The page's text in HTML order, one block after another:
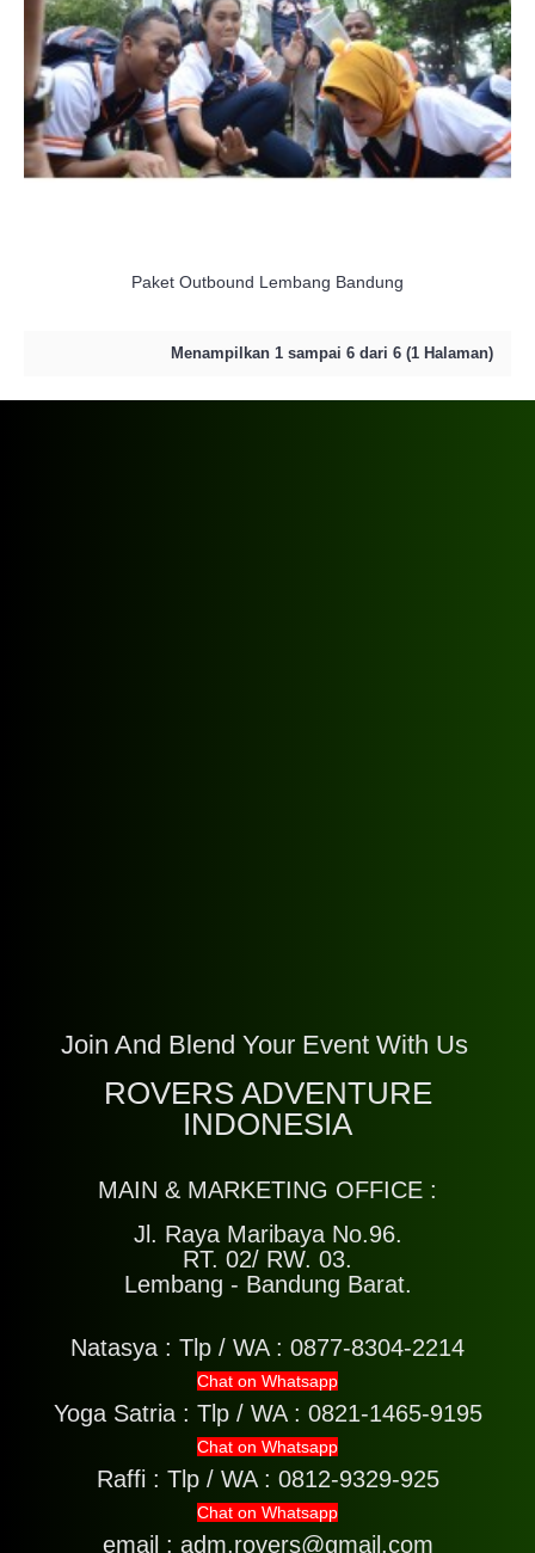
Paket Outbound Lembang Bandung
Menampilkan 1 sampai 6 dari 6 (1 Halaman)
Join And Blend Your Event With Us
ROVERS ADVENTURE
INDONESIA
MAIN & MARKETING OFFICE :
Jl. Raya Maribaya No.96.
RT. 02/ RW. 03.
Lembang - Bandung Barat.
Natasya : Tlp / WA : 0877-8304-2214
Chat on Whatsapp
Yoga Satria : Tlp / WA : 0821-1465-9195
Chat on Whatsapp
Raffi : Tlp / WA : 0812-9329-925
Chat on Whatsapp
email : adm.rovers@gmail.com